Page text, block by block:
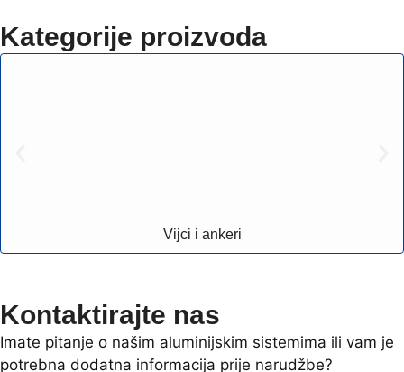
Kategorije proizvoda
Vijci i ankeri
Kontaktirajte nas
Imate pitanje o našim aluminijskim sistemima ili vam je
potrebna dodatna informacija prije narudžbe?